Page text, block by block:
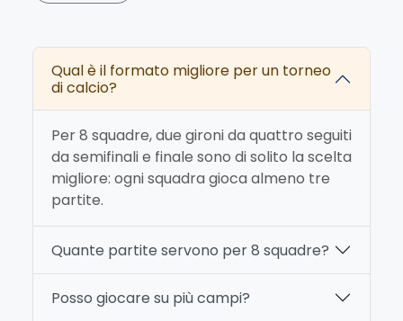
Qual è il formato migliore per un torneo
di calcio?
Per 8 squadre, due gironi da quattro seguiti
da semifinali e finale sono di solito la scelta
migliore: ogni squadra gioca almeno tre
partite.
Quante partite servono per 8 squadre?
Posso giocare su più campi?